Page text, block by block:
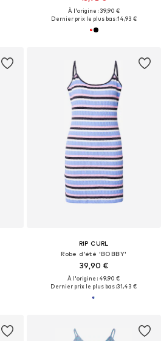
À l'origine : 39,90 €
Dernier prix le plus bas :14,93 €
RIP CURL
Robe d’été 'BOBBY'
39,90 €
À l'origine : 49,90 €
Dernier prix le plus bas :31,43 €